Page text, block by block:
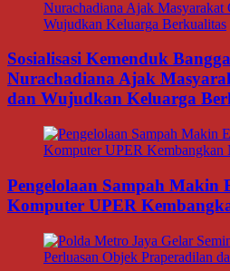
Sosialisasi Kemenduk
Nurachadiana Ajak
dan Wujudkan Keluarga
Pengelolaan Sampah Makin
Komputer UPER